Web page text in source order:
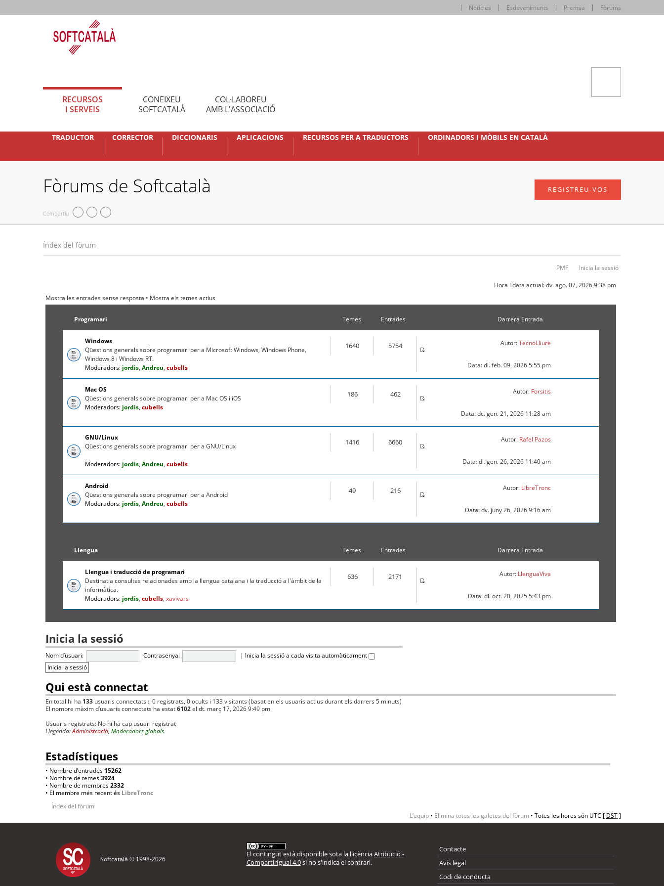
Notícies Esdeveniments Premsa Fòrums
RECURSOS
I SERVEIS
CONEIXEU
SOFTCATALÀ
COL·LABOREU
AMB L'ASSOCIACIÓ
TRADUCTOR CORRECTOR DICCIONARIS APLICACIONS RECURSOS PER A TRADUCTORS ORDINADORS I MÒBILS EN CATALÀ
Fòrums de Softcatalà
Compartiu
REGISTREU-VOS
Índex del fòrum
PMF Inicia la sessió
Hora i data actual: dv. ago. 07, 2026 9:38 pm
Mostra les entrades sense resposta • Mostra els temes actius
Programari Temes Entrades Darrera Entrada
Windows
Qüestions generals sobre programari per a Microsoft Windows, Windows Phone,
Windows 8 i Windows RT.
Moderadors: jordis, Andreu, cubells
1640 5754 Autor:TecnoLliure
Data: dl. feb. 09, 2026 5:55 pm
Mac OS
Qüestions generals sobre programari per a Mac OS i iOS
Moderadors: jordis, cubells
186 462 Autor: Forsitis
Data: dc. gen. 21, 2026 11:28 am
GNU/Linux
Qüestions generals sobre programari per a GNU/Linux
Moderadors: jordis, Andreu, cubells
1416 6660 Autor: Rafel Pazos
Data: dl. gen. 26, 2026 11:40 am
Android
Qüestions generals sobre programari per a Android
Moderadors: jordis, Andreu, cubells
49 216 Autor: LibreTronc
Data: dv. juny 26, 2026 9:16 am
Llengua Temes Entrades Darrera Entrada
Llengua i traducció de programari
Destinat a consultes relacionades amb la llengua catalana i la traducció a l'àmbit de la
informàtica.
Moderadors: jordis, cubells, xavivars
636 2171 Autor: LlenguaViva
Data: dl. oct. 20, 2025 5:43 pm
Inicia la sessió
Nom d’usuari: Contrasenya: | Inicia la sessió a cada visita automàticament
Qui està connectat
En total hi ha 133 usuaris connectats :: 0 registrats, 0 ocults i 133 visitants (basat en els usuaris actius durant els darrers 5 minuts)
El nombre màxim d’usuaris connectats ha estat6102el dt. març 17, 2026 9:49 pm
Usuaris registrats: No hi ha cap usuari registrat
Llegenda:Administració, Moderadors globals
Estadístiques
• Nombre d’entrades 15262
• Nombre de temes3924
• Nombre de membres2332
• El membre més recent és LibreTronc
Índex del fòrum
L’equip • Elimina totes les galetes del fòrum • Totes les hores són UTC [ DST]
Softcatalà © 1998-2026
El contingut està disponible sota la llicènciaAtribució -
CompartirIgual 4.0si no s'indica el contrari.
Contacte
Avís legal
Codi de conducta